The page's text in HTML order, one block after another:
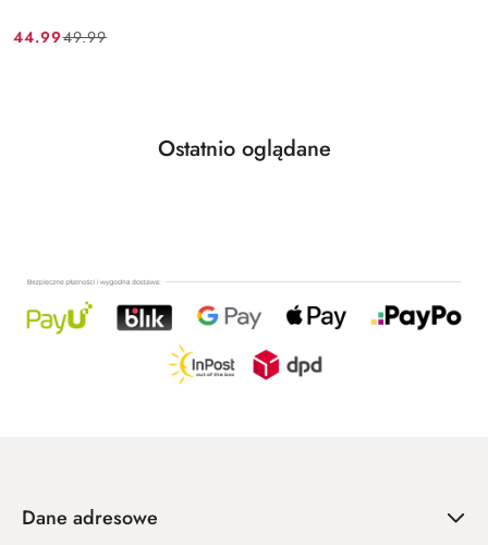
Cena
44.99
Cena
49.99
Pomiń karuzelę produktów
Produkty
Ostatnio oglądane
Dane adresowe